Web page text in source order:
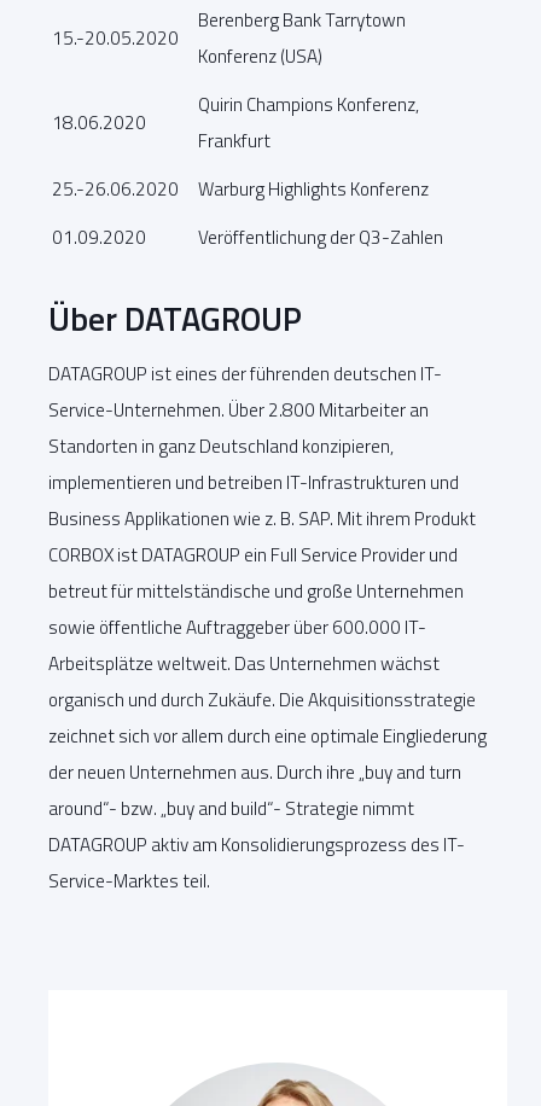
15.-20.05.2020
Berenberg Bank Tarrytown
Konferenz (USA)
18.06.2020
Quirin Champions Konferenz,
Frankfurt
25.-26.06.2020
Warburg Highlights Konferenz
01.09.2020
Veröffentlichung der Q3-Zahlen
Über DATAGROUP
DATAGROUP ist eines der führenden deutschen IT-
Service-Unternehmen. Über 2.800 Mitarbeiter an
Standorten in ganz Deutschland konzipieren,
implementieren und betreiben IT-Infrastrukturen und
Business Applikationen wie z. B. SAP. Mit ihrem Produkt
CORBOX ist DATAGROUP ein Full Service Provider und
betreut für mittelständische und große Unternehmen
sowie öffentliche Auftraggeber über 600.000 IT-
Arbeitsplätze weltweit. Das Unternehmen wächst
organisch und durch Zukäufe. Die Akquisitionsstrategie
zeichnet sich vor allem durch eine optimale Eingliederung
der neuen Unternehmen aus. Durch ihre „buy and turn
around“- bzw. „buy and build“- Strategie nimmt
DATAGROUP aktiv am Konsolidierungsprozess des IT-
Service-Marktes teil.